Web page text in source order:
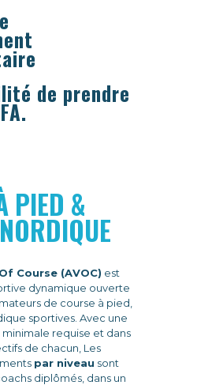
de prendre
PIED &
Course (AVOC) est
dynamique ouverte
de course à pied,
sportives. Avec une
requise et dans
de chacun, Les
par niveau sont
diplômés, dans un